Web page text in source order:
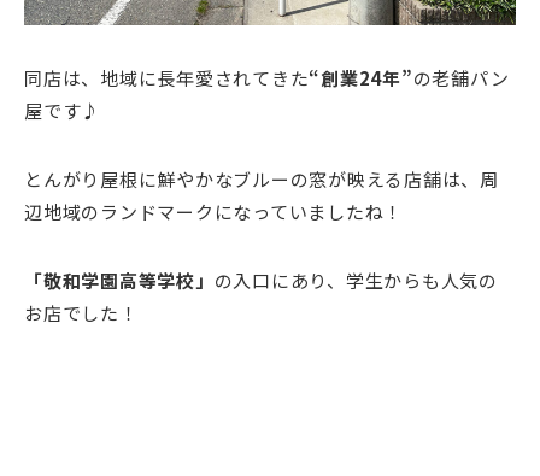
同店は、地域に長年愛されてきた“創業24年”の老舗パン
屋です♪
とんがり屋根に鮮やかなブルーの窓が映える店舗は、周
辺地域のランドマークになっていましたね！
「敬和学園高等学校」 の入口にあり、学生からも人気の
お店でした！